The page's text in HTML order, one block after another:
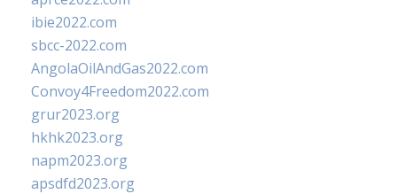
ibie2022.com
sbcc-2022.com
AngolaOilAndGas2022.com
Convoy4Freedom2022.com
grur2023.org
hkhk2023.org
napm2023.org
apsdfd2023.org